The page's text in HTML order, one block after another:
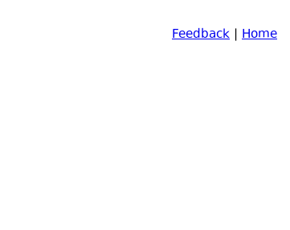
Feedback | Home